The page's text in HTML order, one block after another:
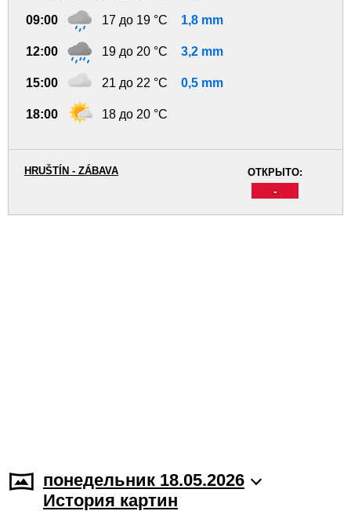
09:00 17 до 19 °C 1,8 mm
12:00 19 до 20 °C 3,2 mm
15:00 21 до 22 °C 0,5 mm
18:00 18 до 20 °C
ОТКРЫТО:
-
HRUŠTÍN - ZÁBAVA
понедельник 18.05.2026
История картин